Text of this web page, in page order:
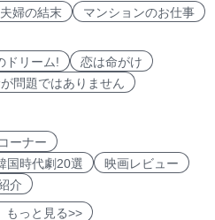
夫婦の結末
マンションのお仕事
ドリーム!
恋は命がけ
問題ではありません
ーナー
国時代劇20選
映画レビュー
介
と見る>>